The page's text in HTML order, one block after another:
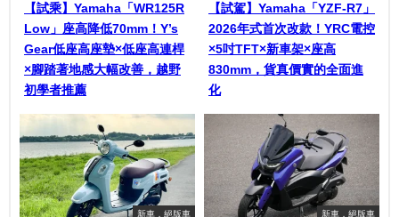
【試乘】Yamaha「WR125R
Low」座高降低70mm！Y’s
Gear低座高座墊×低座高連桿
×腳踏著地感大幅改善，越野
初學者推薦
【試駕】Yamaha「YZF-R7」
2026年式首次改款！YRC電控
×5吋TFT×新車架×座高
830mm，貨真價實的全面進
化
新車．絕版車 新車．絕版車